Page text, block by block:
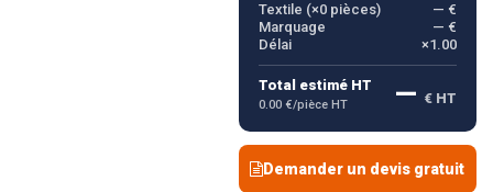
Textile (×0pièces)
— €
Marquage
— €
Délai
×1.00
Total estimé HT
0.00 €/pièce HT — € HT
Demander un devis gratuit